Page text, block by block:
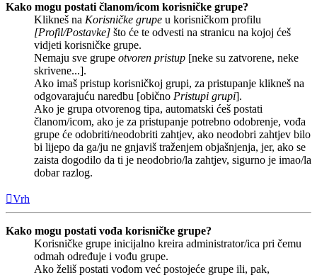
Kako mogu postati članom/icom korisničke grupe?
Klikneš na Korisničke grupe u korisničkom profilu
[Profil/Postavke] što će te odvesti na stranicu na kojoj ćeš
vidjeti korisničke grupe.
Nemaju sve grupe otvoren pristup [neke su zatvorene, neke
skrivene...].
Ako imaš pristup korisničkoj grupi, za pristupanje klikneš na
odgovarajuću naredbu [obično Pristupi grupi].
Ako je grupa otvorenog tipa, automatski ćeš postati
članom/icom, ako je za pristupanje potrebno odobrenje, vođa
grupe će odobriti/neodobriti zahtjev, ako neodobri zahtjev bilo
bi lijepo da ga/ju ne gnjaviš traženjem objašnjenja, jer, ako se
zaista dogodilo da ti je neodobrio/la zahtjev, sigurno je imao/la
dobar razlog.
Vrh
Kako mogu postati vođa korisničke grupe?
Korisničke grupe inicijalno kreira administrator/ica pri čemu
odmah određuje i vođu grupe.
Ako želiš postati vođom već postojeće grupe ili, pak,